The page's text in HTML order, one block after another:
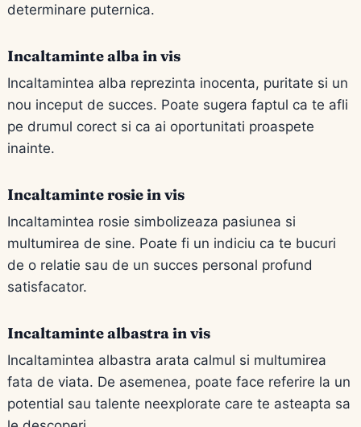
determinare puternica.
Incaltaminte alba in vis
Incaltamintea alba reprezinta inocenta, puritate si un
nou inceput de succes. Poate sugera faptul ca te afli
pe drumul corect si ca ai oportunitati proaspete
inainte.
Incaltaminte rosie in vis
Incaltamintea rosie simbolizeaza pasiunea si
multumirea de sine. Poate fi un indiciu ca te bucuri
de o relatie sau de un succes personal profund
satisfacator.
Incaltaminte albastra in vis
Incaltamintea albastra arata calmul si multumirea
fata de viata. De asemenea, poate face referire la un
potential sau talente neexplorate care te asteapta sa